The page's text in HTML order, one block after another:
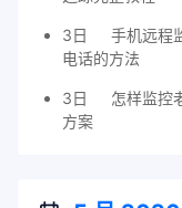
3日
手机远程
电话的方法
3日
怎样监控
方案